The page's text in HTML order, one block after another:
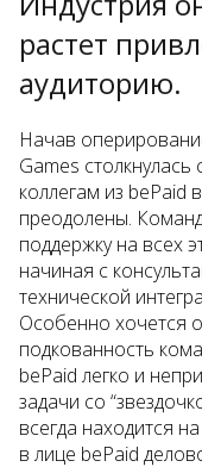
растет
аудиторию.
Начав
Games
коллегам из bePaid
преодолены.
поддержку на всех
начиная с
технической
Особенно хочется
подкованность
bePaid легко и
задачи со
всегда находится
в лице bePaid